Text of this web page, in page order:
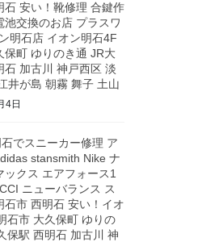
石 安い！靴修理 合鍵作
池交換のお店 プラスワ
明石店 イオン明石4F
保町 ゆりのき通 JR大
石 加古川 神戸西区 淡
井が島 朝霧 舞子 土山
4日
でスニーカー修理 ア
stansmith Nike ナ
ックス エアフォース1
ニューバランス ス
石市 西明石 安い！イオ
石市 大久保町 ゆりの
保駅 西明石 加古川 神